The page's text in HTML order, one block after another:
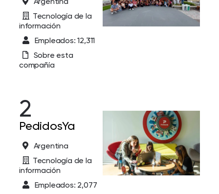
Tecnología de la
información
Empleados: 12,311
Sobre esta
compañía
2
PedidosYa
Argentina
Tecnología de la
información
Empleados: 2,077